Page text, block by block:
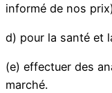
informé de nos
d) pour la santé et
(e) effectuer des
marché.